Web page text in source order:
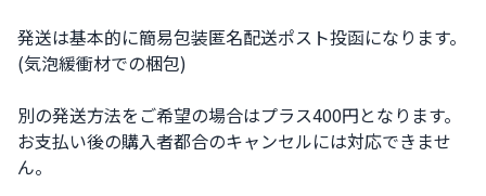
発送は基本的に簡易包装匿名配送ポスト投函になります。
(気泡緩衝材での梱包)
別の発送方法をご希望の場合はプラス400円となります。
お支払い後の購入者都合のキャンセルには対応できませ
ん。